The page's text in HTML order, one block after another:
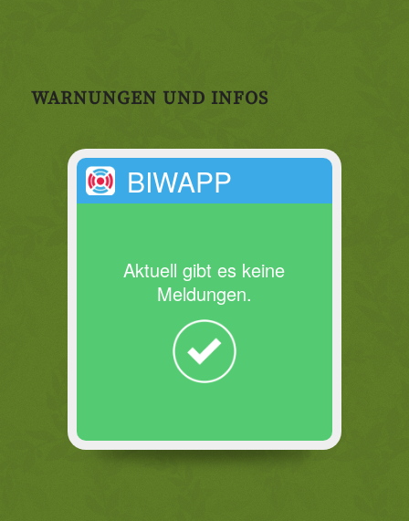
WARNUNGEN UND INFOS
BIWAPP
Aktuell gibt es keine
Meldungen.